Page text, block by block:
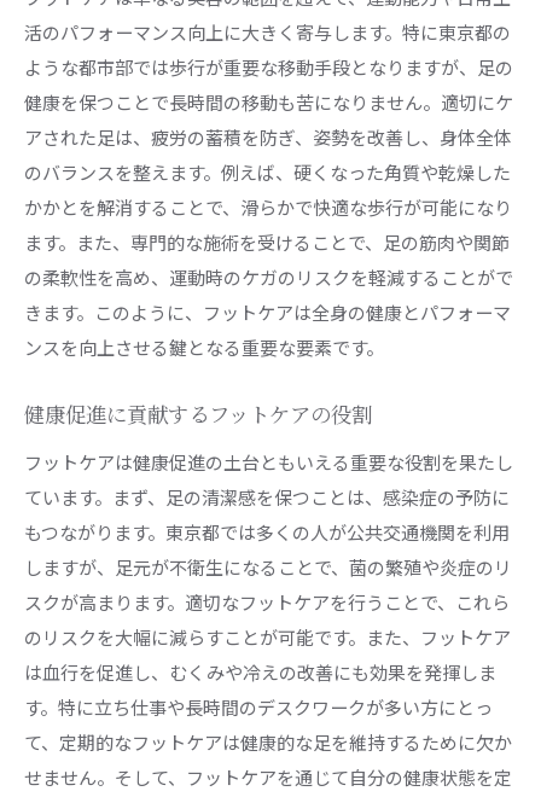
活のパフォーマンス向上に大きく寄与します。特に東京都の
ような都市部では歩行が重要な移動手段となりますが、足の
健康を保つことで長時間の移動も苦になりません。適切にケ
アされた足は、疲労の蓄積を防ぎ、姿勢を改善し、身体全体
のバランスを整えます。例えば、硬くなった角質や乾燥した
かかとを解消することで、滑らかで快適な歩行が可能になり
ます。また、専門的な施術を受けることで、足の筋肉や関節
の柔軟性を高め、運動時のケガのリスクを軽減することがで
きます。このように、フットケアは全身の健康とパフォーマ
ンスを向上させる鍵となる重要な要素です。
健康促進に貢献するフットケアの役割
フットケアは健康促進の土台ともいえる重要な役割を果たし
ています。まず、足の清潔感を保つことは、感染症の予防に
もつながります。東京都では多くの人が公共交通機関を利用
しますが、足元が不衛生になることで、菌の繁殖や炎症のリ
スクが高まります。適切なフットケアを行うことで、これら
のリスクを大幅に減らすことが可能です。また、フットケア
は血行を促進し、むくみや冷えの改善にも効果を発揮しま
す。特に立ち仕事や長時間のデスクワークが多い方にとっ
て、定期的なフットケアは健康的な足を維持するために欠か
せません。そして、フットケアを通じて自分の健康状態を定